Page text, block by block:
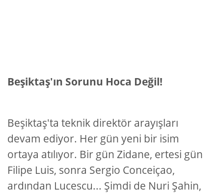
Beşiktaş'ın Sorunu Hoca Değil!
Beşiktaş'ta teknik direktör arayışları
devam ediyor. Her gün yeni bir isim
ortaya atılıyor. Bir gün Zidane, ertesi gün
Filipe Luis, sonra Sergio Conceiçao,
ardından Lucescu... Şimdi de Nuri Şahin,